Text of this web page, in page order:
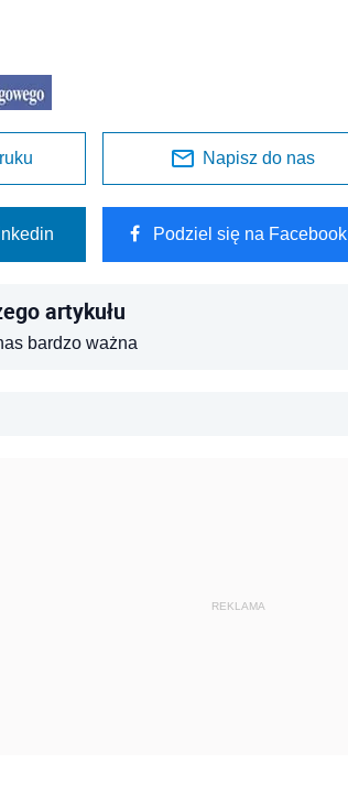
Napisz do nas
Podziel się na Facebook
artykułu
bardzo ważna
REKLAMA